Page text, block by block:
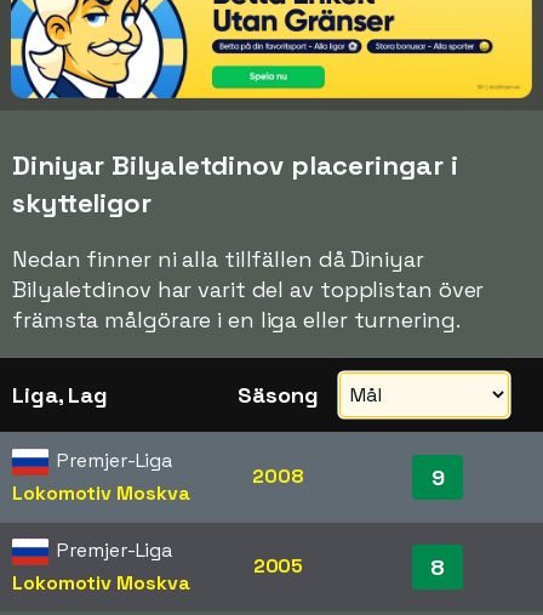
Diniyar Bilyaletdinov placeringar i
skytteligor
Nedan finner ni alla tillfällen då Diniyar
Bilyaletdinov har varit del av topplistan över
främsta målgörare i en liga eller turnering.
Liga, Lag Säsong
Premjer-Liga
Lokomotiv Moskva
2008 9
Premjer-Liga
Lokomotiv Moskva
2005 8